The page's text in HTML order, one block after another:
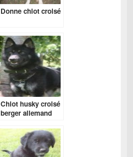
Donne chiot croisé
Chiot husky croisé
berger allemand